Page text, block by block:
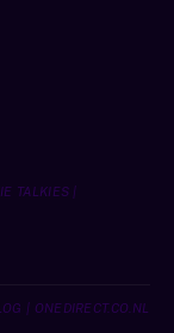
TALKIES |
| ONEDIRECT.CO.NL